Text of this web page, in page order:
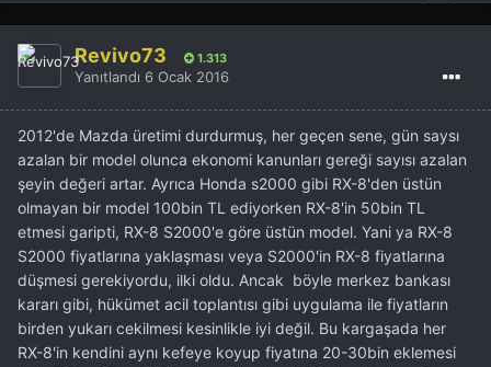
Revivo73 1.313
Yanıtlandı 6 Ocak 2016
2012'de Mazda üretimi durdurmuş, her geçen sene, gün saysı
azalan bir model olunca ekonomi kanunları gereği sayısı azalan
şeyin değeri artar. Ayrıca Honda s2000 gibi RX-8'den üstün
olmayan bir model 100bin TL ediyorken RX-8'in 50bin TL
etmesi garipti, RX-8 S2000'e göre üstün model. Yani ya RX-8
S2000 fiyatlarına yaklaşması veya S2000'in RX-8 fiyatlarına
düşmesi gerekiyordu, ilki oldu. Ancak böyle merkez bankası
kararı gibi, hükümet acil toplantısı gibi uygulama ile fiyatların
birden yukarı cekilmesi kesinlikle iyi değil. Bu kargaşada her
RX-8'in kendini aynı kefeye koyup fiyatına 20-30bin eklemesi